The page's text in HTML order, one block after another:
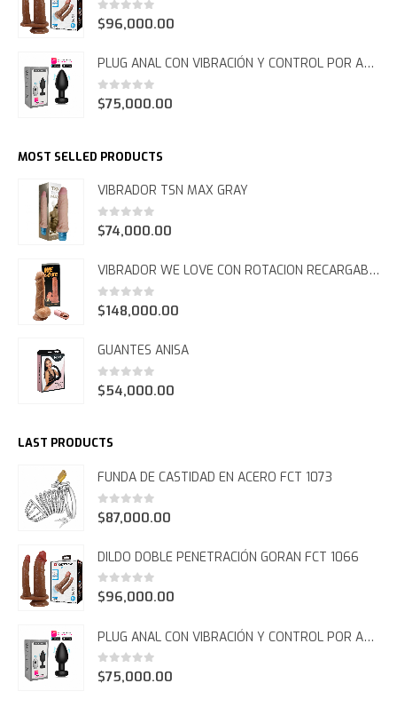
0out of 5
$87,000.00
DILDO DOBLE PENETRACIÓN GORAN FCT 1066
0out of 5
$96,000.00
0out of 5
$75,000.00
MOST SELLED PRODUCTS
VIBRADOR TSN MAX GRAY
0out of 5
$ 74,000.00
0out of 5
$148,000.00
GUANTES ANISA
0out of 5
$54,000.00
LAST PRODUCTS
FUNDA DE CASTIDAD EN ACERO FCT 1073
0out of 5
$87,000.00
DILDO DOBLE PENETRACIÓN GORAN FCT 1066
0out of 5
$96,000.00